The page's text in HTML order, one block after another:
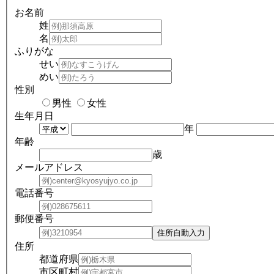
お名前
姓
名
ふりがな
せい
めい
性別
男性
女性
生年月日
年
年齢
歳
メールアドレス
電話番号
郵便番号
住所
都道府県